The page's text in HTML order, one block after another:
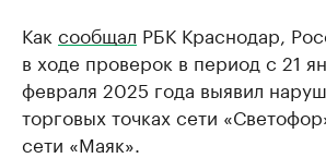
Как сообщал РБК Краснодар,
в ходе проверок в период с 21
февраля 2025 года выявил
торговых точках сети
сети «Маяк».